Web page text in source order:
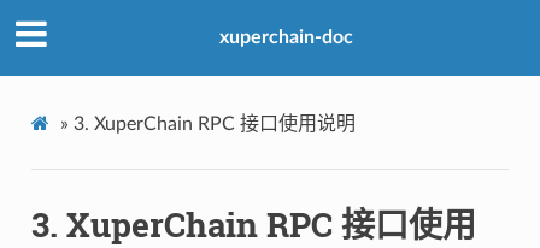
xuperchain-doc
» 3. XuperChain RPC 接口使用说明
3. XuperChain RPC 接口使用